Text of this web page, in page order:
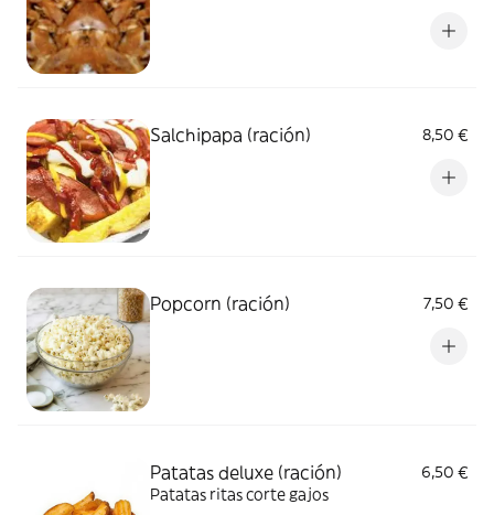
Salchipapa (ración) 8,50 €
Popcorn (ración) 7,50 €
Patatas deluxe (ración)
6,50 €
Patatas ritas corte gajos